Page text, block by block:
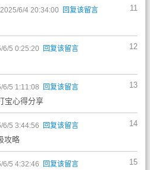
11
6/4 20:34:00 回复该留言
12
6/5 0:25:20 回复该留言
13
6/5 1:11:08 回复该留言
宝心得分享
14
6/5 3:44:56 回复该留言
攻略
15
6/5 4:32:46 回复该留言